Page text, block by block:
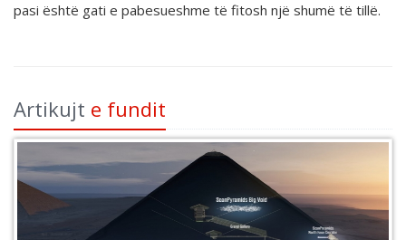
pasi është gati e pabesueshme të fitosh një shumë të tillë.
Artikujt e fundit